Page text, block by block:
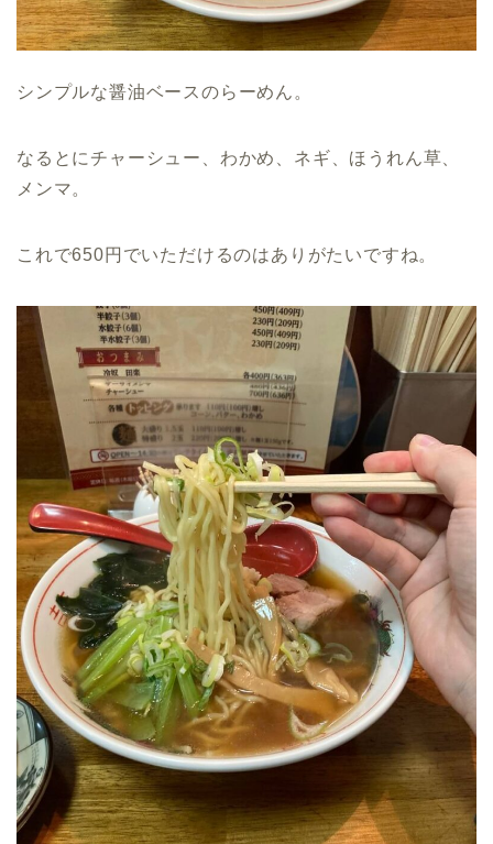
シンプルな醤油ベースのらーめん。
なるとにチャーシュー、わかめ、ネギ、ほうれん草、
メンマ。
これで650円でいただけるのはありがたいですね。